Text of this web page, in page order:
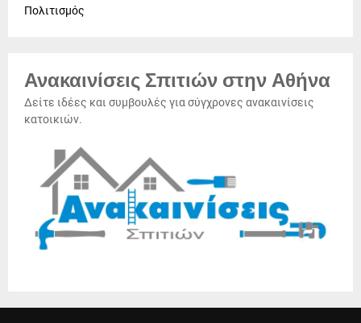
Πολιτισμός
Ανακαινίσεις Σπιτιών στην Αθήνα
Δείτε ιδέες και συμβουλές για σύγχρονες ανακαινίσεις
κατοικιών.